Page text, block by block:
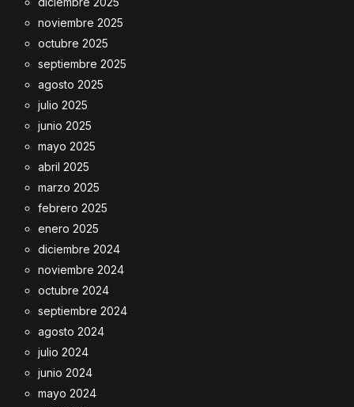
noviembre 2025
octubre 2025
septiembre 2025
agosto 2025
julio 2025
junio 2025
mayo 2025
abril 2025
marzo 2025
febrero 2025
enero 2025
diciembre 2024
noviembre 2024
octubre 2024
septiembre 2024
agosto 2024
julio 2024
junio 2024
mayo 2024